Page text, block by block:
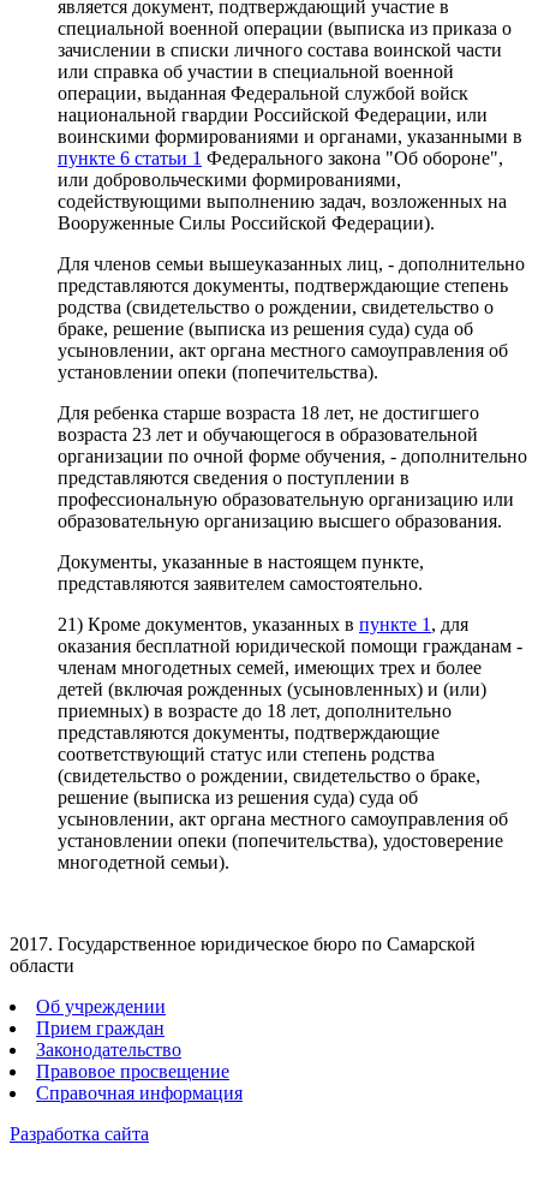
является документ, подтверждающий участие в
специальной военной операции (выписка из приказа о
зачислении в списки личного состава воинской части
или справка об участии в специальной военной
операции, выданная Федеральной службой войск
национальной гвардии Российской Федерации, или
воинскими формированиями и органами, указанными в
пункте 6 статьи 1 Федерального закона "Об обороне",
или добровольческими формированиями,
содействующими выполнению задач, возложенных на
Вооруженные Силы Российской Федерации).
Для членов семьи вышеуказанных лиц, - дополнительно
представляются документы, подтверждающие степень
родства (свидетельство о рождении, свидетельство о
браке, решение (выписка из решения суда) суда об
усыновлении, акт органа местного самоуправления об
установлении опеки (попечительства).
Для ребенка старше возраста 18 лет, не достигшего
возраста 23 лет и обучающегося в образовательной
организации по очной форме обучения, - дополнительно
представляются сведения о поступлении в
профессиональную образовательную организацию или
образовательную организацию высшего образования.
Документы, указанные в настоящем пункте,
представляются заявителем самостоятельно.
21) Кроме документов, указанных в пункте 1 , для
оказания бесплатной юридической помощи гражданам -
членам многодетных семей, имеющих трех и более
детей (включая рожденных (усыновленных) и (или)
приемных) в возрасте до 18 лет, дополнительно
представляются документы, подтверждающие
соответствующий статус или степень родства
(свидетельство о рождении, свидетельство о браке,
решение (выписка из решения суда) суда об
усыновлении, акт органа местного самоуправления об
установлении опеки (попечительства), удостоверение
многодетной семьи).
2017. Государственное юридическое бюро по Самарской
области
Об учреждении
Прием граждан
Законодательство
Правовое просвещение
Справочная информация
Разработка сайта